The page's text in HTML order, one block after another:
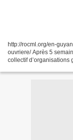
http://rocml.org/en-
ouvriere/ Après 5
collectif d’organisations